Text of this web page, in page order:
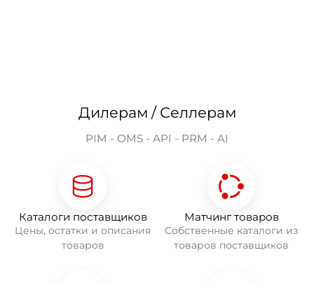
Дилерам / Селлерам
PIM - OMS - API - PRM - AI
Каталоги поставщиков
Цены, остатки и описания
товаров
Матчинг товаров
Собственные каталоги из
товаров поставщиков